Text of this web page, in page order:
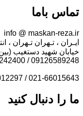
تماس باما
info @ maskan-reza.ir
ایـران ، تـهران تـهران ،
خیابان شهید دستغیب (بین
09126589248 / 09193242400
021-66015643 / 021-66012297
ما را دنبال کنید